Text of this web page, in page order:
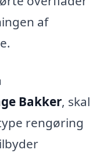
af
Bakker, skal
rengøring